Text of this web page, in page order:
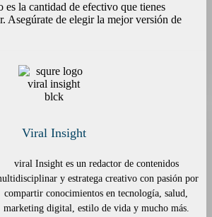
es la cantidad de efectivo que tienes
Asegúrate de elegir la mejor versión de
Viral Insight
viral Insight es un redactor de contenidos
y estratega creativo con pasión por
compartir conocimientos en tecnología, salud,
marketing digital, estilo de vida y mucho más.